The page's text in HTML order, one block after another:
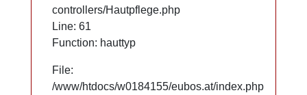
controllers/Hautpflege.php
Line: 61
Function: hauttyp
File:
/www/htdocs/w0184155/eubos.at/index.php
controllers/Hautpflege.php
Line: 61
Function: hauttyp
File:
/www/htdocs/w0184155/eubos.at/index.php